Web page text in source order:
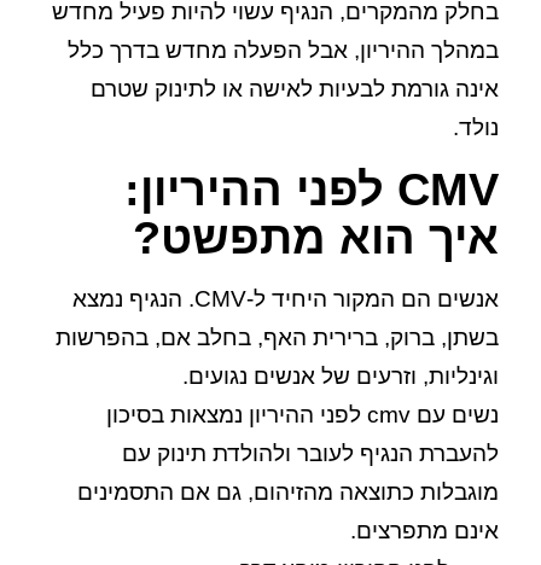
בחלק מהמקרים, הנגיף עשוי להיות פעיל מחדש
במהלך ההיריון, אבל הפעלה מחדש בדרך כלל
אינה גורמת לבעיות לאישה או לתינוק שטרם
נולד.
CMV לפני ההיריון:
איך הוא מתפשט?
אנשים הם המקור היחיד ל-CMV. הנגיף נמצא
בשתן, ברוק, ברירית האף, בחלב אם, בהפרשות
וגינליות, וזרעים של אנשים נגועים.
נשים עם cmv לפני ההיריון נמצאות בסיכון
להעברת הנגיף לעובר ולהולדת תינוק עם
מוגבלות כתוצאה מהזיהום, גם אם התסמינים
אינם מתפרצים.